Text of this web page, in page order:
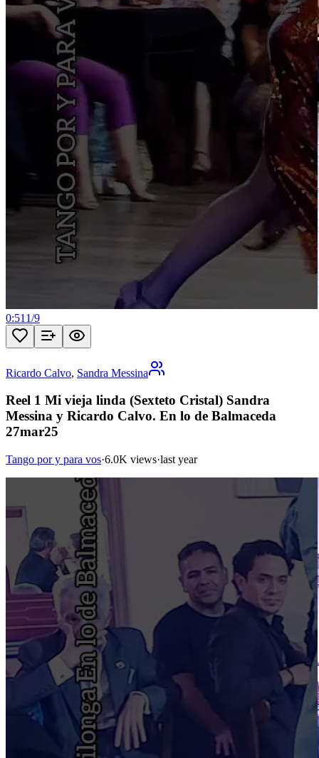
0:51 1/9
Ricardo Calvo, Sandra Messina
Reel 1 Mi vieja linda (Sexteto Cristal) Sandra
Messina y Ricardo Calvo. En lo de Balmaceda
27mar25
Tango por y para vos·6.0K views·last year